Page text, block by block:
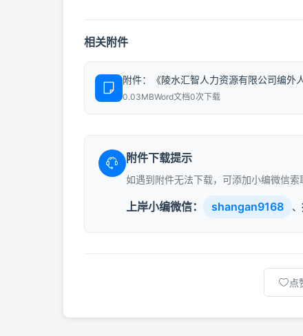
相关附件
附件：《陵水汇智人力资源有限公司编外
0.03MBWord文档0次下载
附件下载提示
如遇到附件无法下载，可添加小编微信索
上岸小编微信： shangan9168 、
点